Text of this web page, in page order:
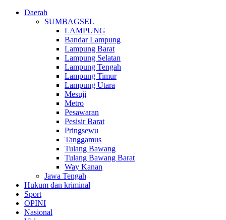
Daerah
SUMBAGSEL
LAMPUNG
Bandar Lampung
Lampung Barat
Lampung Selatan
Lampung Tengah
Lampung Timur
Lampung Utara
Mesuji
Metro
Pesawaran
Pesisir Barat
Pringsewu
Tanggamus
Tulang Bawang
Tulang Bawang Barat
Way Kanan
Jawa Tengah
Hukum dan kriminal
Sport
OPINI
Nasional